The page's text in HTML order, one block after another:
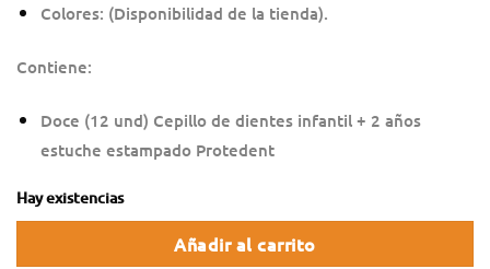
Colores: (Disponibilidad de la tienda).
Contiene:
Doce (12 und) Cepillo de dientes infantil + 2 años
estuche estampado Protedent
Hay existencias
Añadir al carrito